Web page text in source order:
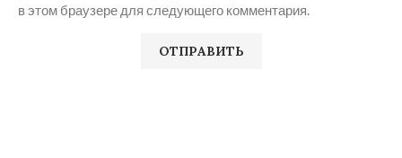
в этом браузере для следующего комментария.